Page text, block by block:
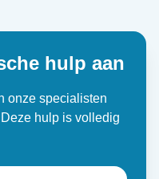
hulp aan
onze specialisten
hulp is volledig